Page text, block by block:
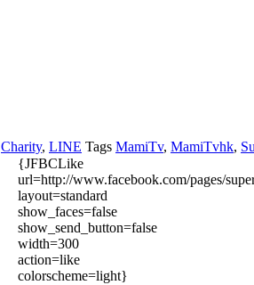
Charity, LINE Tags MamiTv, MamiTvhk,
{JFBCLike
url=http://www.facebook.com/pages/
layout=standard
show_faces=false
show_send_button=false
width=300
action=like
colorscheme=light}